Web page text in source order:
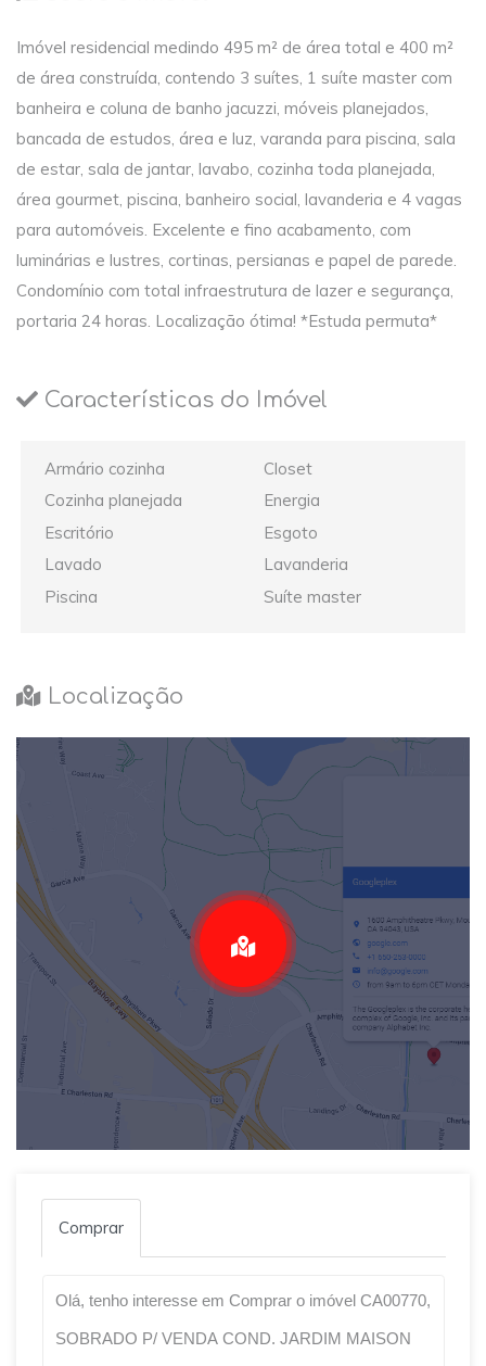
Imóvel residencial medindo 495 m² de área total e 400 m²
de área construída, contendo 3 suítes, 1 suíte master com
banheira e coluna de banho jacuzzi, móveis planejados,
bancada de estudos, área e luz, varanda para piscina, sala
de estar, sala de jantar, lavabo, cozinha toda planejada,
área gourmet, piscina, banheiro social, lavanderia e 4 vagas
para automóveis. Excelente e fino acabamento, com
luminárias e lustres, cortinas, persianas e papel de parede.
Condomínio com total infraestrutura de lazer e segurança,
portaria 24 horas. Localização ótima! *Estuda permuta*
Características do Imóvel
Armário cozinha
Closet
Cozinha planejada
Energia
Escritório
Esgoto
Lavado
Lavanderia
Piscina
Suíte master
Localização
Comprar